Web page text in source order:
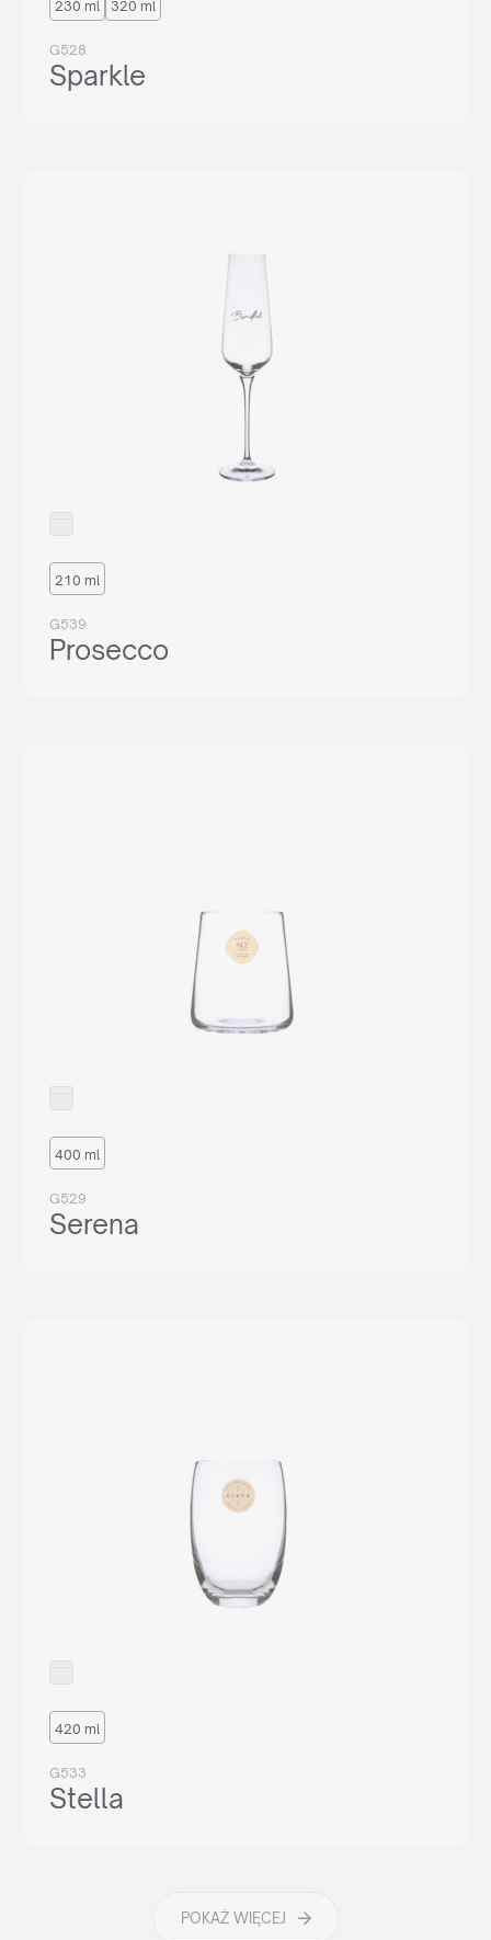
230 ml 320 ml
G528
Sparkle
210 ml
G539
Prosecco
400 ml
G529
Serena
420 ml
G533
Stella
POKAŻ WIĘCEJ